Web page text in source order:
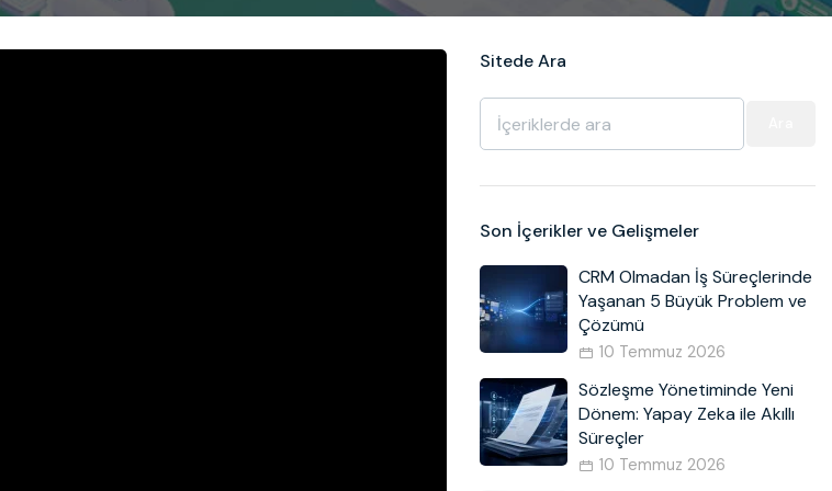
Sitede Ara
Son İçerikler ve Gelişmeler
CRM Olmadan İş Süreçlerinde
Yaşanan 5 Büyük Problem ve
Çözümü
10 Temmuz 2026
Sözleşme Yönetiminde Yeni
Dönem: Yapay Zeka ile Akıllı
Süreçler
10 Temmuz 2026